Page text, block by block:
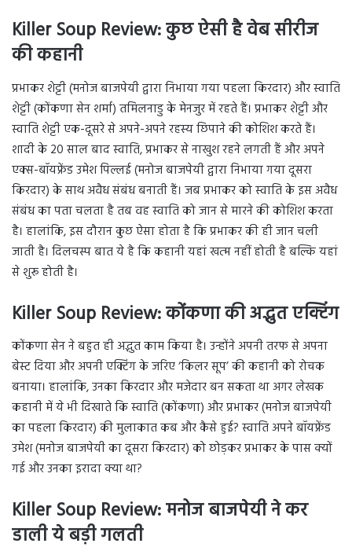
Killer Soup Review: कुछ ऐसी है वेब सीरीज
की कहानी
प्रभाकर शेट्टी (मनोज बाजपेयी द्वारा निभाया गया पहला किरदार) और स्वाति
शेट्टी (कोंकणा सेन शर्मा) तमिलनाडु के मेनजुर में रहते हैं। प्रभाकर शेट्टी और
स्वाति शेट्टी एक-दूसरे से अपने-अपने रहस्य छिपाने की कोशिश करते हैं।
शादी के 20 साल बाद स्वाति, प्रभाकर से नाखुश रहने लगती हैं और अपने
एक्स-बॉयफ्रेंड उमेश पिल्लई (मनोज बाजपेयी द्वारा निभाया गया दूसरा
किरदार) के साथ अवैध संबंध बनाती हैं। जब प्रभाकर को स्वाति के इस अवैध
संबंध का पता चलता है तब वह स्वाति को जान से मारने की कोशिश करता
है। हालांकि, इस दौरान कुछ ऐसा होता है कि प्रभाकर की ही जान चली
जाती है। दिलचस्प बात ये है कि कहानी यहां खत्म नहीं होती है बल्कि यहां
से शुरू होती है।
Killer Soup Review: कोंकणा की अद्भुत एक्टिंग
कोंकणा सेन ने बहुत ही अद्भुत काम किया है। उन्होंने अपनी तरफ से अपना
बेस्ट दिया और अपनी एक्टिंग के जरिए ‘किलर सूप’ की कहानी को रोचक
बनाया। हालांकि, उनका किरदार और मजेदार बन सकता था अगर लेखक
कहानी में ये भी दिखाते कि स्वाति (कोंकणा) और प्रभाकर (मनोज बाजपेयी
का पहला किरदार) की मुलाकात कब और कैसे हुई? स्वाति अपने बॉयफ्रेंड
उमेश (मनोज बाजपेयी का दूसरा किरदार) को छोड़कर प्रभाकर के पास क्यों
गई और उनका इरादा क्या था?
Killer Soup Review: मनोज बाजपेयी ने कर
डाली ये बड़ी गलती